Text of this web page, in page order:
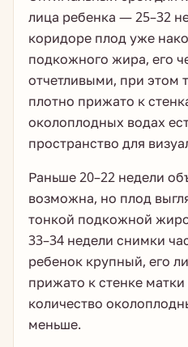
лица ребенка — 25–32
коридоре плод уже
подкожного жира, его
отчетливыми, при этом
плотно прижато к
околоплодных водах
пространство для
Раньше 20–22 недели
возможна, но плод
тонкой подкожной
33–34 недели снимки
ребенок крупный, его
прижато к стенке
количество
меньше.